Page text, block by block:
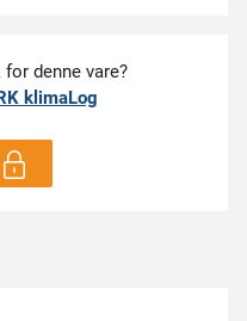
for denne vare?
klimaLog